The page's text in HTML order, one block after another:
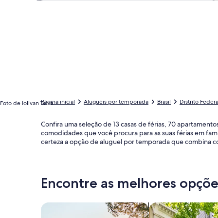
Foto de Iolivan TerraPágina inicial Aluguéis por temporada Brasil Distrito
Confira uma seleção de 13 casas de férias, 70
comodidades que você procura para as suas férias em
certeza a opção de aluguel por temporada que combina
Encontre as melhores
Busque casas Busque